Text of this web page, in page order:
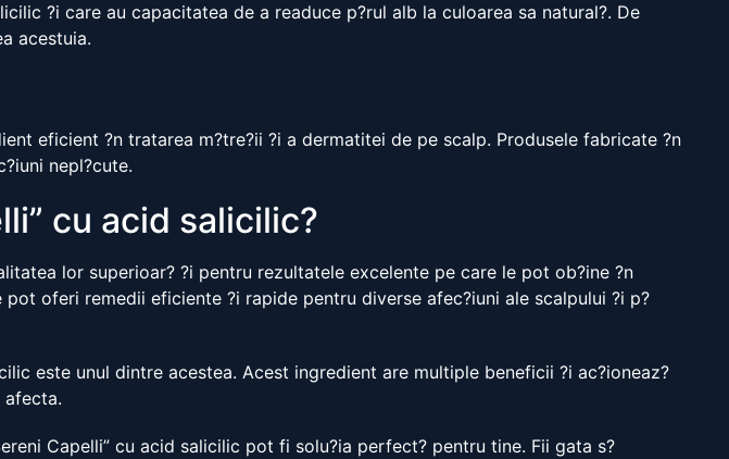
?i care au capacitatea de a readuce p?rul alb la culoarea sa natural?. De
acestuia.
eficient ?n tratarea m?tre?ii ?i a dermatitei de pe scalp. Produsele fabricate ?n
nepl?cute.
cu acid salicilic?
lor superioar? ?i pentru rezultatele excelente pe care le pot ob?ine ?n
oferi remedii eficiente ?i rapide pentru diverse afec?iuni ale scalpului ?i p?
este unul dintre acestea. Acest ingredient are multiple beneficii ?i ac?ioneaz?
afecta.
Capelli” cu acid salicilic pot fi solu?ia perfect? pentru tine. Fii gata s?